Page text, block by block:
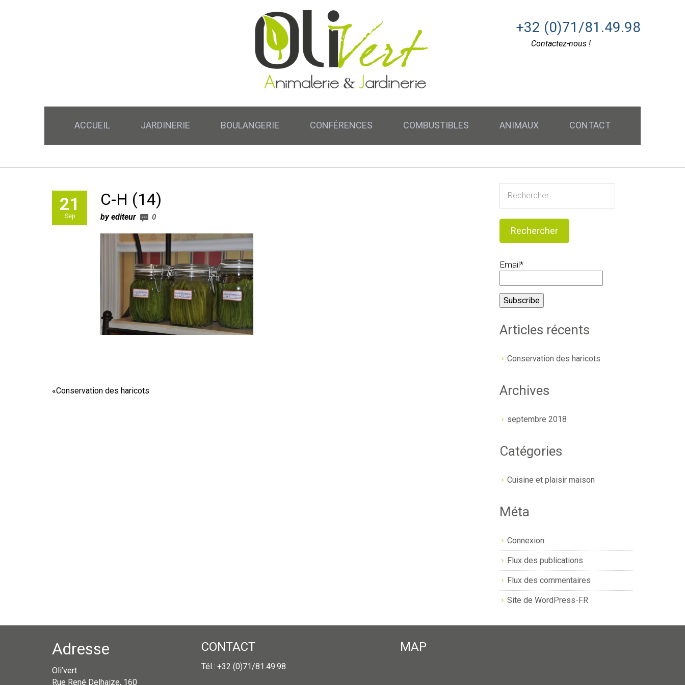
+32 (0)71/81.49.98
Contactez-nous !
ACCUEIL JARDINERIE BOULANGERIE CONFÉRENCES COMBUSTIBLES ANIMAUX CONTACT
C-H (14)
21
Sep by editeur 0
«Conservation des haricots
Email*
Articles récents
Conservation des haricots
Archives
septembre 2018
Catégories
Cuisine et plaisir maison
Méta
Connexion
Flux des publications
Flux des commentaires
Site de WordPress-FR
Adresse
Oli’vert
Rue René Delhaize, 160
CONTACT
Tél.: +32 (0)71/81.49.98
MAP